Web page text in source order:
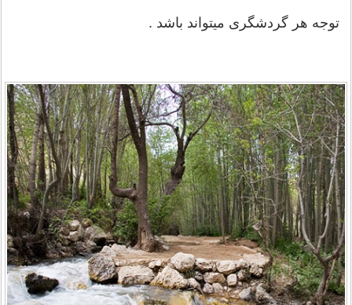
توجه هر گردشگری میتواند باشد .